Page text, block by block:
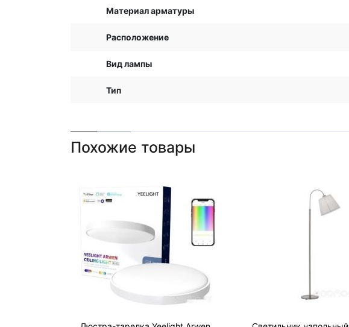
Материал арматуры
Расположение
Вид лампы
Тип
Похожие товары